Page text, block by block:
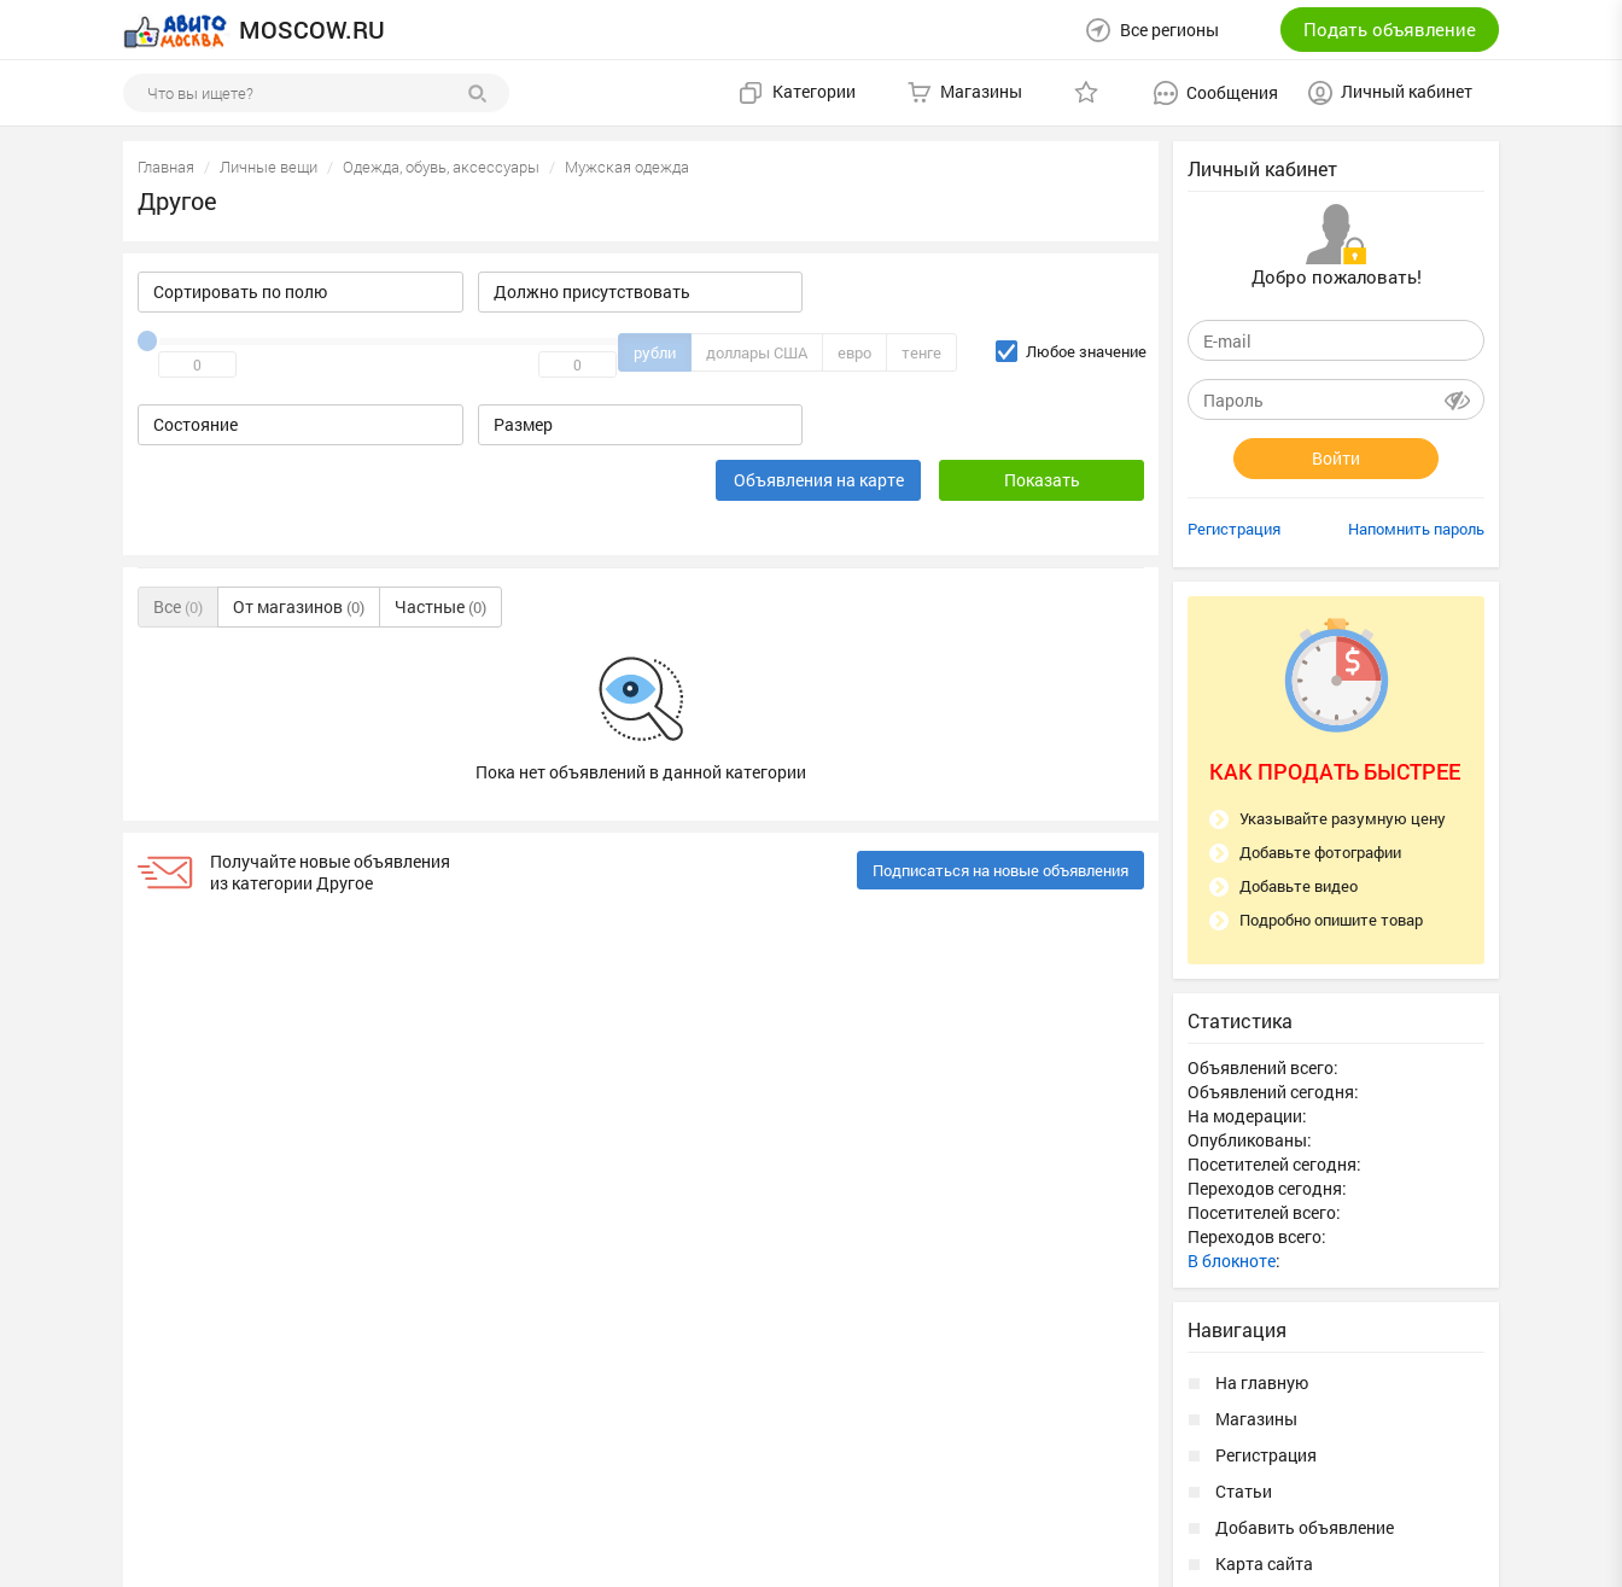
MOSCOW.RU Все регионы Подать объявление
Категории Магазины Сообщения Личный кабинет
Главная Личные вещи Одежда, обувь, аксессуары Мужская одежда
Другое
Сортировать по полю Должно присутствовать
рубли доллары США евро тенге Любое значение
Объявления на карте
Все (0) От магазинов (0) Частные (0)
Пока нет объявлений в данной категории
Получайте новые объявления
из категории Другое
Подписаться на новые объявления
Личный кабинет
Добро пожаловать!
Войти
Регистрация Напомнить пароль
КАК ПРОДАТЬ БЫСТРЕЕ
Указывайте разумную цену
Добавьте фотографии
Добавьте видео
Подробно опишите товар
Статистика
Объявлений всего:
Объявлений сегодня:
На модерации:
Опубликованы:
Посетителей сегодня:
Переходов сегодня:
Посетителей всего:
Переходов всего:
В блокноте:
Навигация
На главную
Магазины
Регистрация
Статьи
Добавить объявление
Карта сайта